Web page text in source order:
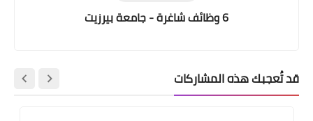
6 وظائف شاغرة - جامعة بيرزيت
قد تُعجبك هذه المشاركات